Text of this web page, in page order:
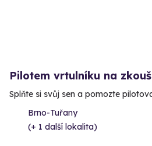
Pilotem vrtulníku na
Splňte si svůj sen a pomozte
Brno-Tuřany
(+ 1 další lokalita)